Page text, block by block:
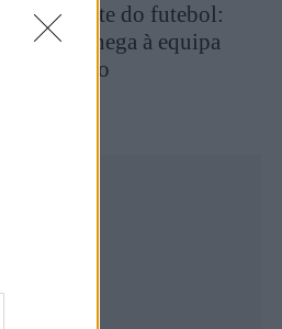
para a elite do futebol:
chega à equipa
FC Porto